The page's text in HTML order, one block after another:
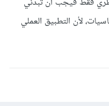
لأن التطبيق العملي